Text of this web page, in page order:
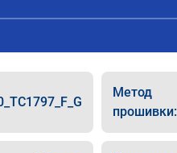
Метод
прошивки: